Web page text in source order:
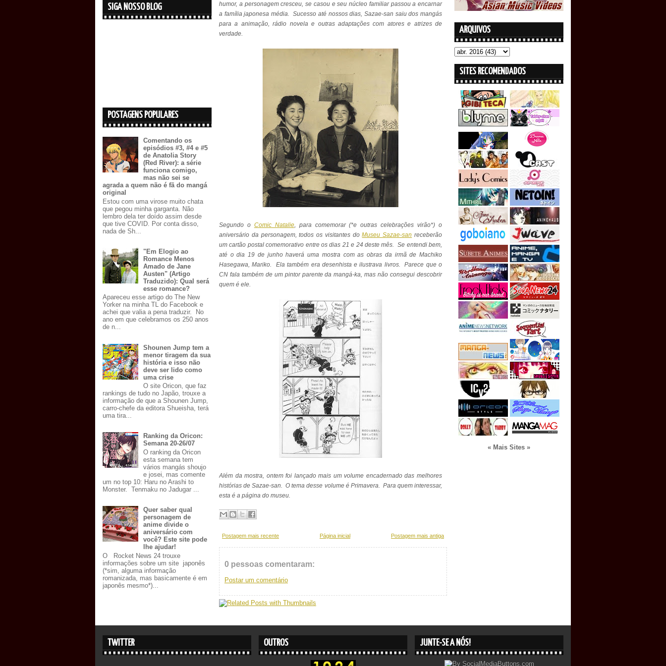
SIGA NOSSO BLOG
POSTAGENS POPULARES
Comentando os
episódios #3, #4 e #5
de Anatolia Story
(Red River): a série
funciona comigo,
mas não sei se
agrada a quem não é fã do mangá
original
Estou com uma virose muito chata
que pegou minha garganta. Não
lembro dela ter doído assim desde
que tive COVID. Por conta disso,
nada de Sh...
"Em Elogio ao
Romance Menos
Amado de Jane
Austen" (Artigo
Traduzido): Qual será
esse romance?
Apareceu esse artigo do The New
Yorker na minha TL do Facebook e
achei que valia a pena traduzir. No
ano em que celebramos os 250 anos
de n...
Shounen Jump tem a
menor tiragem da sua
história e isso não
deve ser lido como
uma crise
O site Oricon, que faz
rankings de tudo no Japão, trouxe a
informação de que a Shounen Jump,
carro-chefe da editora Shueisha, terá
uma tira...
Ranking da Oricon:
Semana 20-26/07
O ranking da Oricon
esta semana tem
vários mangás shoujo
e josei, mas comente
um no top 10: Haru no Arashi to
Monster. Tenmaku no Jadugar ...
Quer saber qual
personagem de
anime divide o
aniversário com
você? Este site pode
lhe ajudar!
O Rocket News 24 trouxe
informações sobre um site japonês
(*sim, alguma informação
romanizada, mas basicamente é em
japonês mesmo*)...
humor, a personagem cresceu, se casou e seu núcleo familiar passou a encarnar
a família japonesa média. Sucesso até nossos dias, Sazae-san saiu dos mangás
para a animação, rádio novela e outras adaptações com atores e atrizes de
verdade.
Segundo o Comic Natalie, para comemorar (*e outras celebrações virão*) o
aniversário da personagem, todos os visitantes doMuseu Sazae-san receberão
um cartão postal comemorativo entre os dias 21 e 24 deste mês. Se entendi bem,
até o dia 19 de junho haverá uma mostra com as obras da irmã de Machiko
Hasegawa, Mariko. Ela também era desenhista e ilustrava livros. Parece que o
CN fala também de um pintor parente da mangá-ka, mas não consegui descobrir
quem é ele.
Além da mostra, ontem foi lançado mais um volume encadernado das melhores
histórias de Sazae-san. O tema desse volume é Primavera. Para quem interessar,
esta é a página do museu.
Postagem mais recente Postagem mais antiga
Página inicial
0 pessoas comentaram:
Postar um comentário
ARQUIVOS
SITES RECOMENDADOS
« Mais Sites »
TWITTER OUTROS JUNTE-SE A NÓS!